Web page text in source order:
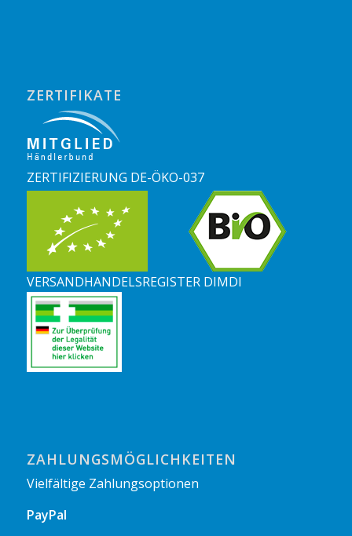
ZERTIFIKATE
ZERTIFIZIERUNG DE-ÖKO-037
VERSANDHANDELSREGISTER DIMDI
ZAHLUNGSMÖGLICHKEITEN
Vielfältige Zahlungsoptionen
PayPal